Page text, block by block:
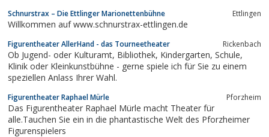
Schnurstrax – Die Ettlinger Marionettenbühne Ettlingen
Willkommen auf www.schnurstrax-ettlingen.de
Figurentheater AllerHand - das Tourneetheater Rickenbach
Ob Jugend- oder Kulturamt, Bibliothek, Kindergarten, Schule,
Klinik oder Kleinkunstbühne - gerne spiele ich für Sie zu einem
speziellen Anlass Ihrer Wahl.
Figurentheater Raphael Mürle Pforzheim
Das Figurentheater Raphael Mürle macht Theater für
alle.Tauchen Sie ein in die phantastische Welt des Pforzheimer
Figurenspielers